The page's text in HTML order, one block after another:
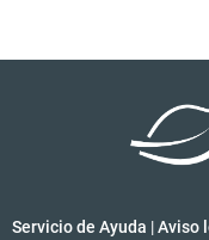
Servicio de Ayuda |Aviso